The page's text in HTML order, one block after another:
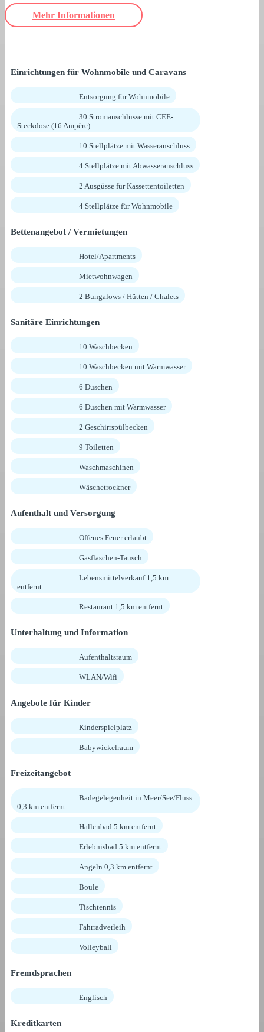
Mehr Informationen
Einrichtungen für Wohnmobile und Caravans
Entsorgung für Wohnmobile
30 Stromanschlüsse mit CEE-
Steckdose (16 Ampère)
10 Stellplätze mit Wasseranschluss
4 Stellplätze mit Abwasseranschluss
2 Ausgüsse für Kassettentoiletten
4 Stellplätze für Wohnmobile
Bettenangebot / Vermietungen
Hotel/Apartments
Mietwohnwagen
2 Bungalows / Hütten / Chalets
Sanitäre Einrichtungen
10 Waschbecken
10 Waschbecken mit Warmwasser
6 Duschen
6 Duschen mit Warmwasser
2 Geschirrspülbecken
9 Toiletten
Waschmaschinen
Wäschetrockner
Aufenthalt und Versorgung
Offenes Feuer erlaubt
Gasflaschen-Tausch
Lebensmittelverkauf 1,5 km
entfernt
Restaurant 1,5 km entfernt
Unterhaltung und Information
Aufenthaltsraum
WLAN/Wifi
Angebote für Kinder
Kinderspielplatz
Babywickelraum
Freizeitangebot
Badegelegenheit in Meer/See/Fluss
0,3 km entfernt
Hallenbad 5 km entfernt
Erlebnisbad 5 km entfernt
Angeln 0,3 km entfernt
Boule
Tischtennis
Fahrradverleih
Volleyball
Fremdsprachen
Englisch
Kreditkarten